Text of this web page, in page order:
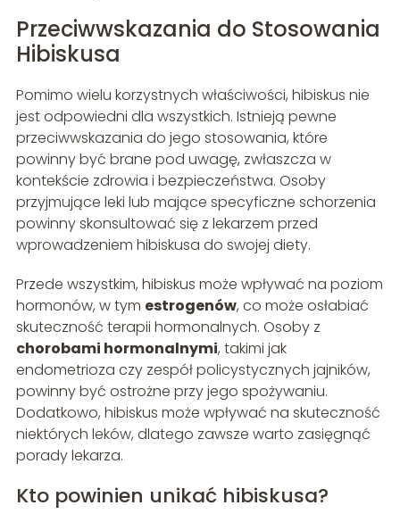
Przeciwwskazania do Stosowania
Hibiskusa
Pomimo wielu korzystnych właściwości, hibiskus nie
jest odpowiedni dla wszystkich. Istnieją pewne
przeciwwskazania do jego stosowania, które
powinny być brane pod uwagę, zwłaszcza w
kontekście zdrowia i bezpieczeństwa. Osoby
przyjmujące leki lub mające specyficzne schorzenia
powinny skonsultować się z lekarzem przed
wprowadzeniem hibiskusa do swojej diety.
Przede wszystkim, hibiskus może wpływać na poziom
hormonów, w tym estrogenów, co może osłabiać
skuteczność terapii hormonalnych. Osoby z
chorobami hormonalnymi, takimi jak
endometrioza czy zespół policystycznych jajników,
powinny być ostrożne przy jego spożywaniu.
Dodatkowo, hibiskus może wpływać na skuteczność
niektórych leków, dlatego zawsze warto zasięgnąć
porady lekarza.
Kto powinien unikać hibiskusa?